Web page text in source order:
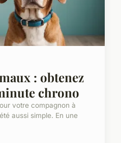
: obtenez
chrono
votre compagnon à
aussi simple. En une